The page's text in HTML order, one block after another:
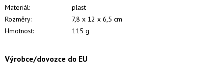
Materiál:
plast
Rozměry:
7,8 x 12 x 6,5 cm
Hmotnost:
115 g
Výrobce/dovozce do EU